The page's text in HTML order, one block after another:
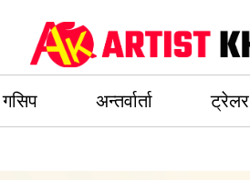
गसिप अन्तर्वार्ता ट्रेलर